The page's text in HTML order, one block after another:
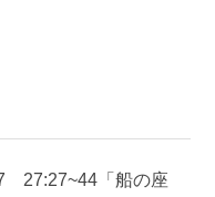
27:27~44「船の座